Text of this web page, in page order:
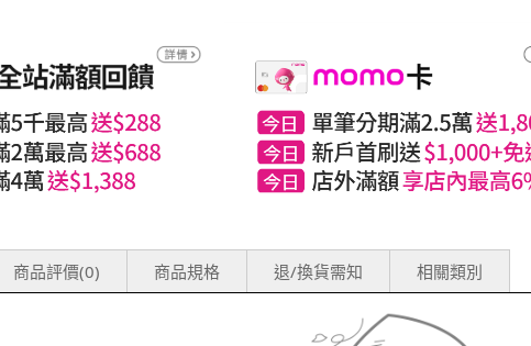
商品評價(0) 商品規格 退/換貨需知 相關類別